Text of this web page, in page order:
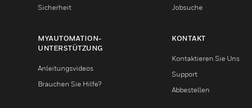
Sicherheit
MYAUTOMATION-
UNTERSTÜTZUNG
Anleitungsvideos
Brauchen Sie Hilfe?
Jobsuche
KONTAKT
Kontaktieren Sie Uns
Support
Abbestellen